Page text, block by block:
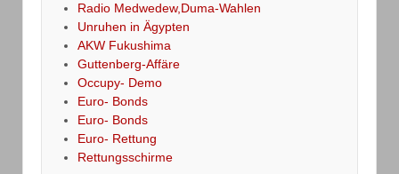
Radio Medwedew,Duma-Wahlen
Unruhen in Ägypten
AKW Fukushima
Guttenberg-Affäre
Occupy- Demo
Euro- Bonds
Euro- Bonds
Euro- Rettung
Rettungsschirme